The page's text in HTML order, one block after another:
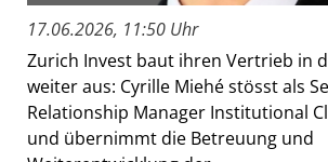
17.06.2026, 11:50 Uhr
Zurich Invest baut ihren Vertrieb in
weiter aus: Cyrille Miehé stösst als
Relationship Manager Institutional
und übernimmt die Betreuung und